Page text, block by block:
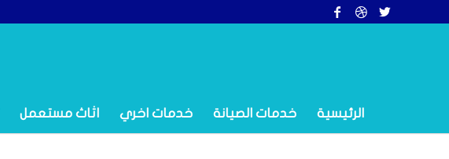
الرئيسية خدمات الصيانة خدمات اخري اثاث مستعمل